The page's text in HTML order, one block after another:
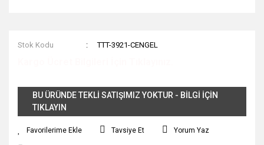
Stok Kodu TTT-3921-CENGEL
BU ÜRÜNDE TEKLİ SATIŞIMIZ YOKTUR - BİLGİ İÇİN
TIKLAYIN
Tavsiye Et Yorum Yaz